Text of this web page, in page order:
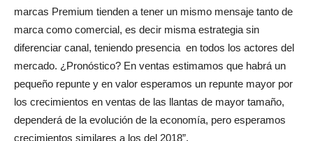
marcas Premium tienden a tener un mismo mensaje tanto de
marca como comercial, es decir misma estrategia sin
diferenciar canal, teniendo presencia en todos los actores del
mercado. ¿Pronóstico? En ventas estimamos que habrá un
pequeño repunte y en valor esperamos un repunte mayor por
los crecimientos en ventas de las llantas de mayor tamaño,
dependerá de la evolución de la economía, pero esperamos
crecimientos similares a los del 2018”.